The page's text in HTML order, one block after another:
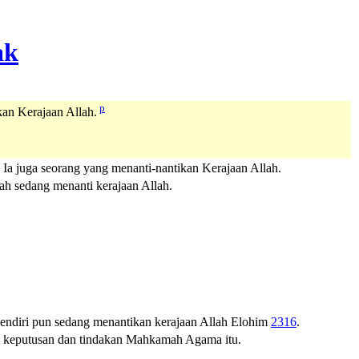
Kerajaan Allah. p
juga seorang yang menanti-nantikan Kerajaan Allah.
sedang menanti kerajaan Allah.
pun sedang menantikan kerajaan Allah Elohim 2316.
dan tindakan Mahkamah Agama itu.